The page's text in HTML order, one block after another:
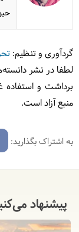
گردآوری و تنظیم:
لطفا در نشر
برداشت و
منبع آزاد است.
به اشتراک بگذارید:
پیشنهاد